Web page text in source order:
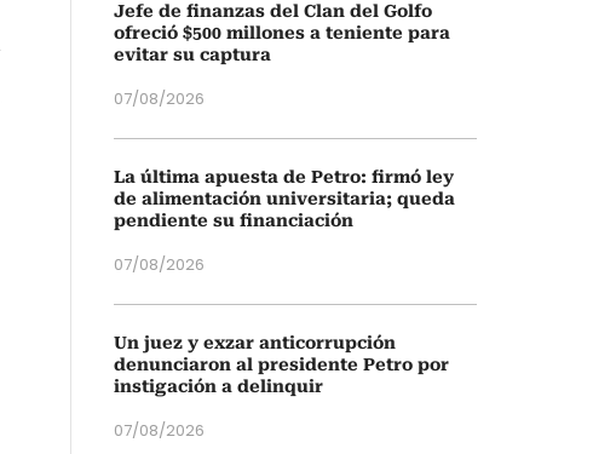
Jefe de finanzas del Clan del Golfo
ofreció $500 millones a teniente para
evitar su captura
07/08/2026
La última apuesta de Petro: firmó ley
de alimentación universitaria; queda
pendiente su financiación
07/08/2026
Un juez y exzar anticorrupción
denunciaron al presidente Petro por
instigación a delinquir
07/08/2026